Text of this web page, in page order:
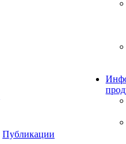
Публикации